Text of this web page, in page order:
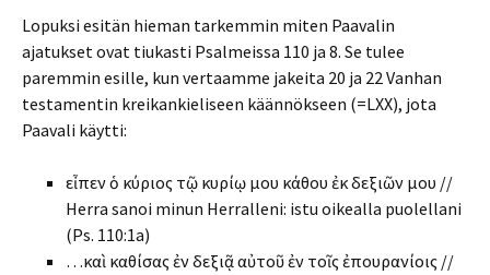
Lopuksi esitän hieman tarkemmin miten Paavalin
ajatukset ovat tiukasti Psalmeissa 110 ja 8. Se tulee
paremmin esille, kun vertaamme jakeita 20 ja 22 Vanhan
testamentin kreikankieliseen käännökseen (=LXX), jota
Paavali käytti:
εἶπεν ὁ κύριος τῷ κυρίῳ μου κάθου ἐκ δεξιῶν μου //
Herra sanoi minun Herralleni: istu oikealla puolellani
(Ps. 110:1a)
…καὶ καθίσας ἐν δεξιᾷ αὐτοῦ ἐν τοῖς ἐπουρανίοις //